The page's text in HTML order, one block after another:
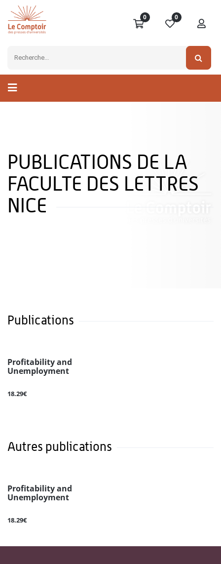
0 0
PUBLICATIONS DE LA
FACULTE DES LETTRES
NICE
Publications
Profitability and
Unemployment
18.29€
Autres publications
Profitability and
Unemployment
18.29€